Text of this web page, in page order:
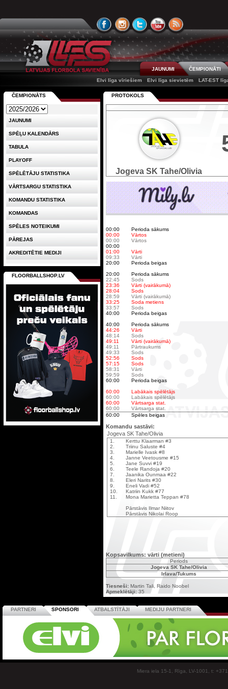
JAUNUMI
ČEMPIONĀTI
Elvi līga vīriešiem
Elvi līga sievietēm LAT-EST
PROTOKOLS
Jogeva SK Tahe/Olivia
00:00
Perioda sākums
00:00
Vārtos
00:00
Vārtos
00:00
01:00
Vārti
09:33
Vārti
20:00
Perioda beigas
20:00
Perioda sākums
22:45
Sods
23:36
Vārti (vairākumā)
28:04
Sods
28:59
Vārti (vairākumā)
33:25
Soda metiens
33:57
Sods
40:00
Perioda beigas
40:00
Perioda sākums
44:26
Vārti
48:14
Sods
49:11
Vārti (vairākumā)
49:11
Pārtraukums
49:33
Sods
52:56
Sods
57:15
Sods
58:31
Vārti
59:59
Sods
60:00
Perioda beigas
60:00
Labākais spēlētājs
60:00
Labākais spēlētājs
60:00
Vārtsarga stat.
60:00
Vārtsarga stat.
60:00
Spēles beigas
Komandu sastāvi:
Jogeva SK Tahe/Olivia
1.
Kerttu Klaarman #3
2.
Triinu Saluste #4
3.
Marielle Ivask #8
4.
Janne Veetousme #15
5.
Jane Suvvi #19
6.
Teele Randoja #20
7.
Jaanika Ounmaa #22
8.
Eleri Narits #30
9.
Eneli Vadi #52
10.
Katriin Kukk #77
11.
Mona Marietta Teppan #78
Pārstāvis Ilmar Niitov
Pārstāvis Nikolai Roop
Kopsavilkums: vārti (metieni)
Periods
Jogeva SK Tahe/Olivia
Irlava/Tukums
Tiesneši: Martin Tali, Raido Noobel
Apmeklētāji: 35
ČEMPIONĀTS
JAUNUMI
SPĒĻU KALENDĀRS
TABULA
PLAYOFF
SPĒLĒTĀJU STATISTIKA
VĀRTSARGU STATISTIKA
KOMANDU STATISTIKA
KOMANDAS
SPĒLES NOTEIKUMI
PĀREJAS
AKREDITĒTIE MEDIJI
FLOORBALLSHOP.LV
PARTNERI SPONSORI ATBALSTĪTĀJI MEDIJU PARTNERI
Miera iela 15-1, Rīga, LV-1001, t: